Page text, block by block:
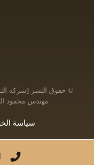
مهندس محمود
سياسة
للتسويق